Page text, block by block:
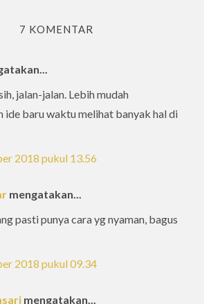
7 KOMENTAR
jalan-jalan. Lebih mudah
ide baru waktu melihat banyak hal di
2018 pukul 13.56
mengatakan...
pasti punya cara yg nyaman, bagus
2018 pukul 09.34
mengatakan...